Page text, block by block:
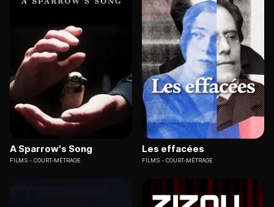
A Sparrow's Song
FILMS COURT-MÉTRAGE
Les effacées
FILMS COURT-MÉTRAGE